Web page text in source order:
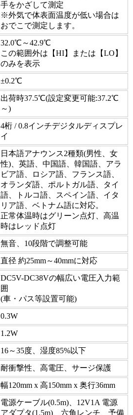
手をかざして測定
※外気で体表面温度が低い場合は
おでこで測定します。
32.0℃～42.9℃
この範囲外は【HI】または【LO】
のみを表示
±0.2℃
出荷時37.5℃(設定変更可能:37.2℃
～)
4桁 / 0.8インチデジタルディスプレ
イ
日本語アナウンス2種類(男性、女
性)、英語、中国語、韓国語、アラ
ビア語、ロシア語、フランス語、
オランダ語、ポルトガル語、タイ
語、トルコ語、スペイン語、イタ
リア語、ベトナム語に対応。
正常体温時はグリーン点灯、高温
時はレッド点灯
無音、10段階で調整可能
直径 約25mm～40mmに対応
DC5V-DC38Vの幅広い電圧入力範
囲
(車・パス等設置可能)
0.3W
1.2W
16～35度、湿度85%以下
耐衝撃性、高電圧、サージ保護
幅120mm x 高150mm x 奥行36mm
電源ケーブル(0.5m)、12V1A 電源
アダプタ(1.5m)、六角レンチ、予備